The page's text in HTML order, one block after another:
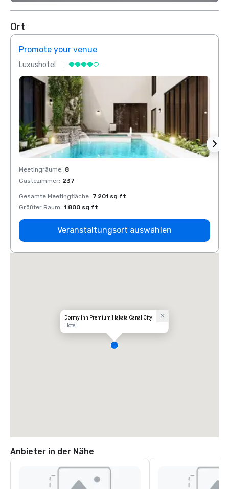
Ort
Promote your venue
Luxushotel
Meetingräume: 8
Gästezimmer: 237
Gesamte Meetingfläche: 7.201 sq ft
Größter Raum: 1.800 sq ft
Veranstaltungsort auswählen
Dormy Inn Premium Hakata Canal City
Hotel
Anbieter in der Nähe